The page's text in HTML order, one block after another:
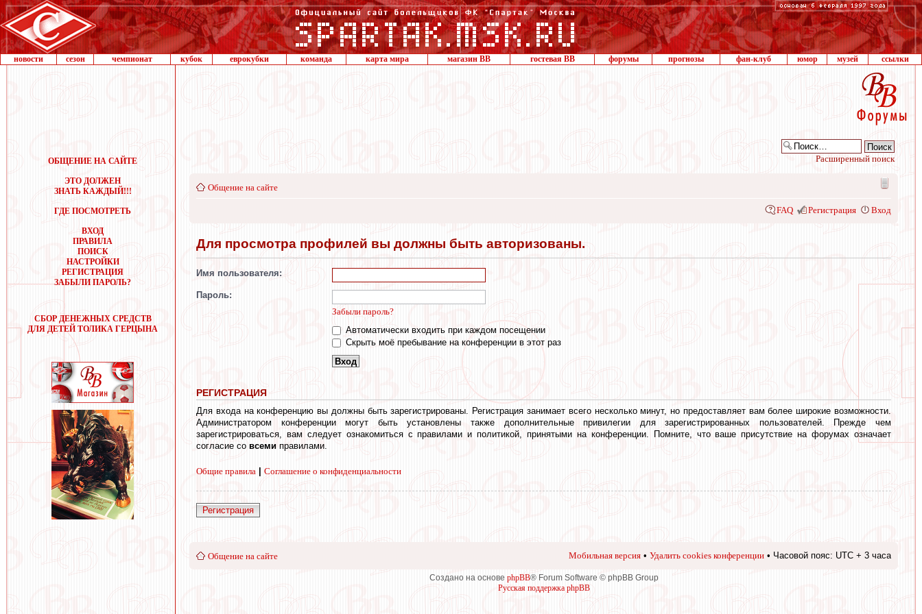
новости сезон чемпионат кубок еврокубки команда карта мира магазин ВВ гостевая ВВ форумы прогнозы фан-клуб юмор музей ссылки
ОБЩЕНИЕ НА САЙТЕ
ЭТО ДОЛЖЕН
ЗНАТЬ КАЖДЫЙ!!!
ГДЕ ПОСМОТРЕТЬ
ВХОД
ПРАВИЛА
ПОИСК
НАСТРОЙКИ
РЕГИСТРАЦИЯ
ЗАБЫЛИ ПАРОЛЬ?
СБОР ДЕНЕЖНЫХ СРЕДСТВ
ДЛЯ ДЕТЕЙ ТОЛИКА ГЕРЦЫНА
Расширенный поиск
Общение на сайте
FAQ Регистрация Вход
Для просмотра профилей вы должны быть авторизованы.
Имя пользователя:
Пароль:
Забыли пароль?
Автоматически входить при каждом посещении
Скрыть моё пребывание на конференции в этот раз
РЕГИСТРАЦИЯ
Для входа на конференцию вы должны быть зарегистрированы. Регистрация занимает всего несколько минут, но предоставляет вам более широкие возможности.
Администратором конференции могут быть установлены также дополнительные привилегии для зарегистрированных пользователей. Прежде чем
зарегистрироваться, вам следует ознакомиться с правилами и политикой, принятыми на конференции. Помните, что ваше присутствие на форумах означает
согласие со всеми правилами.
Общие правила Соглашение о конфиденциальности
Регистрация
Общение на сайте Мобильная версия • Удалить cookies конференции • Часовой пояс: UTC + 3 часа
Создано на основе phpBB® Forum Software © phpBB Group
Русская поддержка phpBB